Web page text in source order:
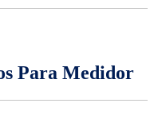
Para Medidor